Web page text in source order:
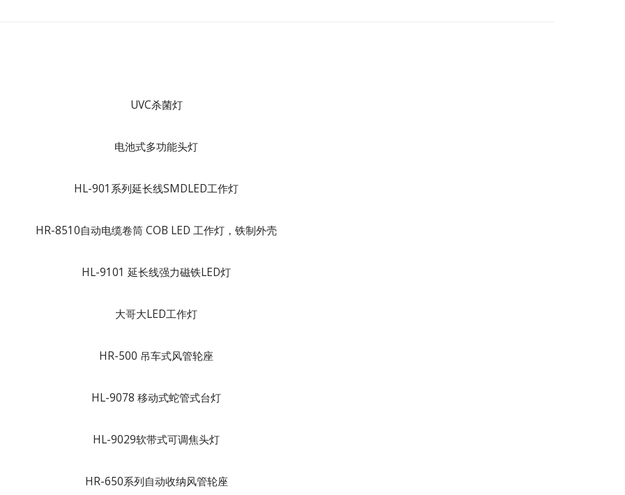
UVC杀菌灯
电池式多功能头灯
HL-901系列延长线SMDLED工作灯
HR-8510自动电缆卷筒 COB LED 工作灯，铁制外壳
HL-9101 延长线强力磁铁LED灯
大哥大LED工作灯
HR-500 吊车式风管轮座
HL-9078 移动式蛇管式台灯
HL-9029软带式可调焦头灯
HR-650系列自动收纳风管轮座